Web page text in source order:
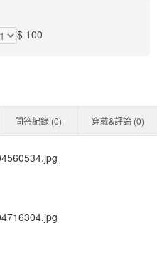
$ 100
問答紀錄 (0) 穿戴&評論 (0)